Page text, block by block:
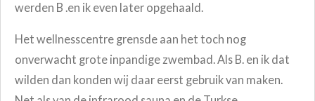
werden B .en ik even later opgehaald.
Het wellnesscentre grensde aan het toch nog
onverwacht grote inpandige zwembad. Als B. en ik dat
wilden dan konden wij daar eerst gebruik van maken.